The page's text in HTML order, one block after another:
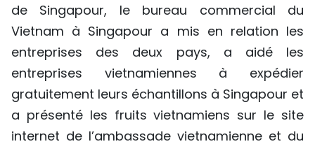
de Singapour, le bureau commercial du
Vietnam à Singapour a mis en relation les
entreprises des deux pays, a aidé les
entreprises vietnamiennes à expédier
gratuitement leurs échantillons à Singapour et
a présenté les fruits vietnamiens sur le site
internet de l’ambassade vietnamienne et du